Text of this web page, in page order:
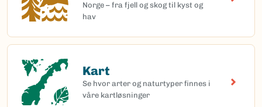
Norge – fra fjell og skog til kyst og
hav
Kart
Se hvor arter og naturtyper finnes i
våre kartløsninger
Kart